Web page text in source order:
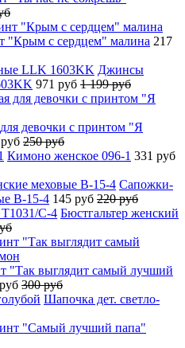
"Крым с сердцем" малина 217
Джинсы
971 руб 1 199 руб
девочки с принтом "Я
250 руб
Кимоно женское 096-1 331 руб
Сапожки-
B-15-4 145 руб 220 руб
Бюстгальтер женский
"Так выглядит самый лучший
300 руб
Шапочка дет. светло-